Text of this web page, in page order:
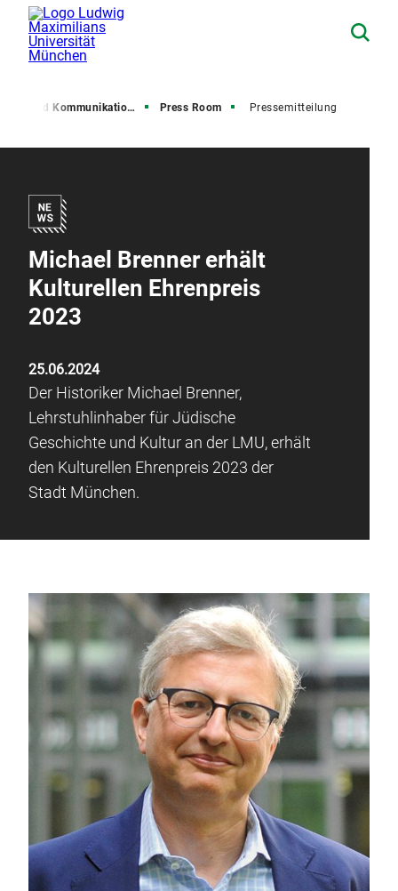
und Kommunikation (PuK) Press Room Pressemitteilung
Michael Brenner erhält
Kulturellen Ehrenpreis
2023
25.06.2024
Der Historiker Michael Brenner,
Lehrstuhlinhaber für Jüdische
Geschichte und Kultur an der LMU, erhält
den Kulturellen Ehrenpreis 2023 der
Stadt München.